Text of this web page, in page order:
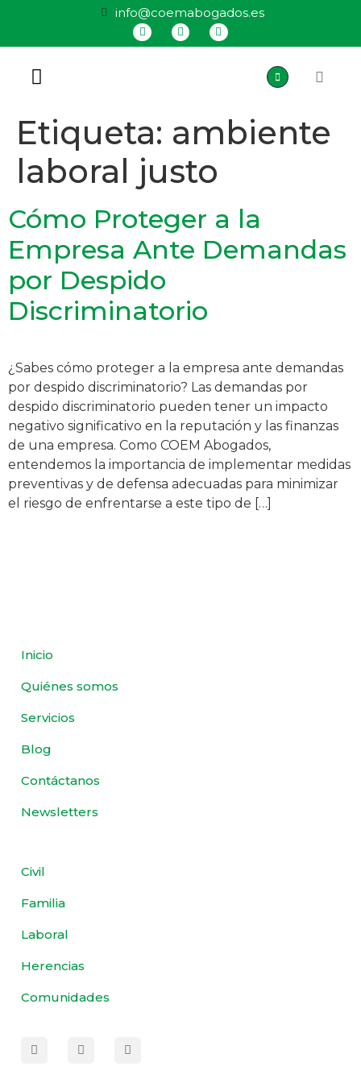
info@coemabogados.es
Etiqueta: ambiente
laboral justo
Cómo Proteger a la
Empresa Ante Demandas
por Despido
Discriminatorio
¿Sabes cómo proteger a la empresa ante demandas
por despido discriminatorio? Las demandas por
despido discriminatorio pueden tener un impacto
negativo significativo en la reputación y las finanzas
de una empresa. Como COEM Abogados,
entendemos la importancia de implementar medidas
preventivas y de defensa adecuadas para minimizar
el riesgo de enfrentarse a este tipo de […]
Inicio
Quiénes somos
Servicios
Blog
Contáctanos
Newsletters
Civil
Familia
Laboral
Herencias
Comunidades